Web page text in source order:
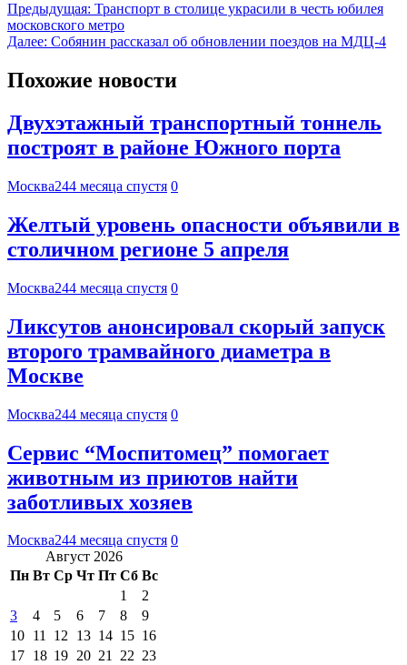
Предыдущая: Транспорт в столице украсили в честь юбилея
московского метро
Далее: Собянин рассказал об обновлении поездов на МДЦ-4
Похожие новости
Двухэтажный транспортный тоннель
построят в районе Южного порта
Москва244 месяца спустя 0
Желтый уровень опасности объявили в
столичном регионе 5 апреля
Москва244 месяца спустя 0
Ликсутов анонсировал скорый запуск
второго трамвайного диаметра в
Москве
Москва244 месяца спустя 0
Сервис “Моспитомец” помогает
животным из приютов найти
заботливых хозяев
Москва244 месяца спустя 0
Август 2026
Пн Вт Ср Чт Пт Сб Вс
1
2
3
4 5 6 7 8
9
10 11 12 13 14 15 16
17 18 19 20 21 22 23